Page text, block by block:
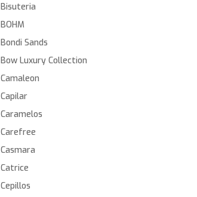
Bisuteria
BOHM
Bondi Sands
Bow Luxury Collection
Camaleon
Capilar
Caramelos
Carefree
Casmara
Catrice
Cepillos